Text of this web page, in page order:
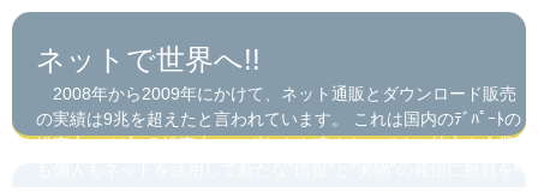
ネットで世界へ!!
2008年から2009年にかけて、ネット通販とダウンロード販売
の実績は9兆を超えたと言われています。 これは国内のﾃﾞﾊﾟｰﾄの
総売上・ｺﾝﾋﾞﾆの総売上のいずれをも凌ぐものです。地方も企業